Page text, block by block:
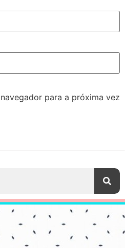
para a próxima vez